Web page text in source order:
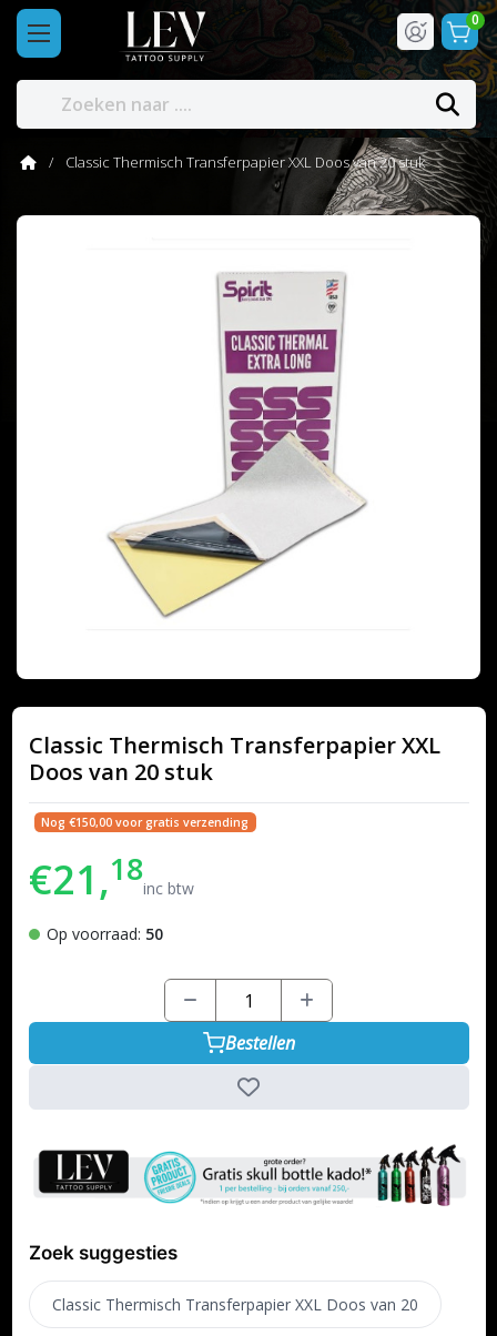
0
Classic Thermisch Transferpapier XXL Doos van 20 stuk
Classic Thermisch Transferpapier XXL
Doos van 20 stuk
Nog €150,00 voor gratis verzending
€21,18inc btw
Op voorraad: 50
Bestellen
Zoek suggesties
Classic Thermisch Transferpapier XXL Doos van 20